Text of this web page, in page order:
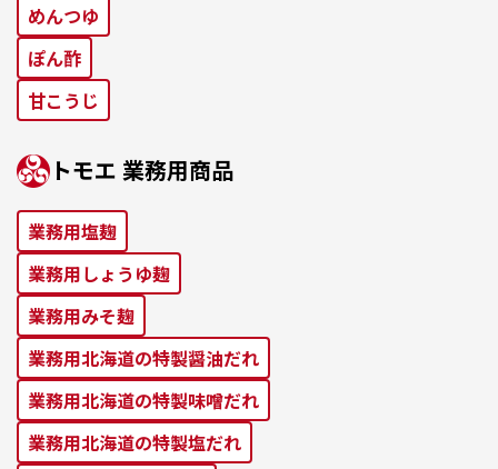
めんつゆ
ぽん酢
⽢こうじ
トモエ 業務⽤商品
業務⽤塩麹
業務⽤しょうゆ麹
業務⽤みそ麹
業務⽤北海道の特製醤油だれ
業務⽤北海道の特製味噌だれ
業務⽤北海道の特製塩だれ